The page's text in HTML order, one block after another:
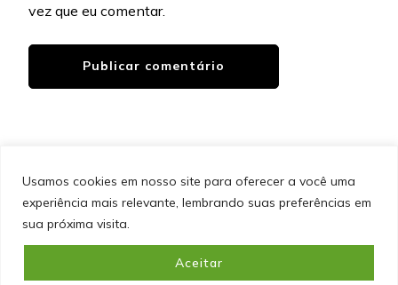
Usamos cookies em nosso site para oferecer a você uma
experiência mais relevante, lembrando suas preferências em
sua próxima visita.
Aceitar
vez que eu comentar.
&cópia; Direitos Autorais 2026Portal do Inferno
direitos reservados.Blossom PinIt | Desenvolvido por
SITEMAP POLÍTICA DE PRIVACIDADE
EQUIPE